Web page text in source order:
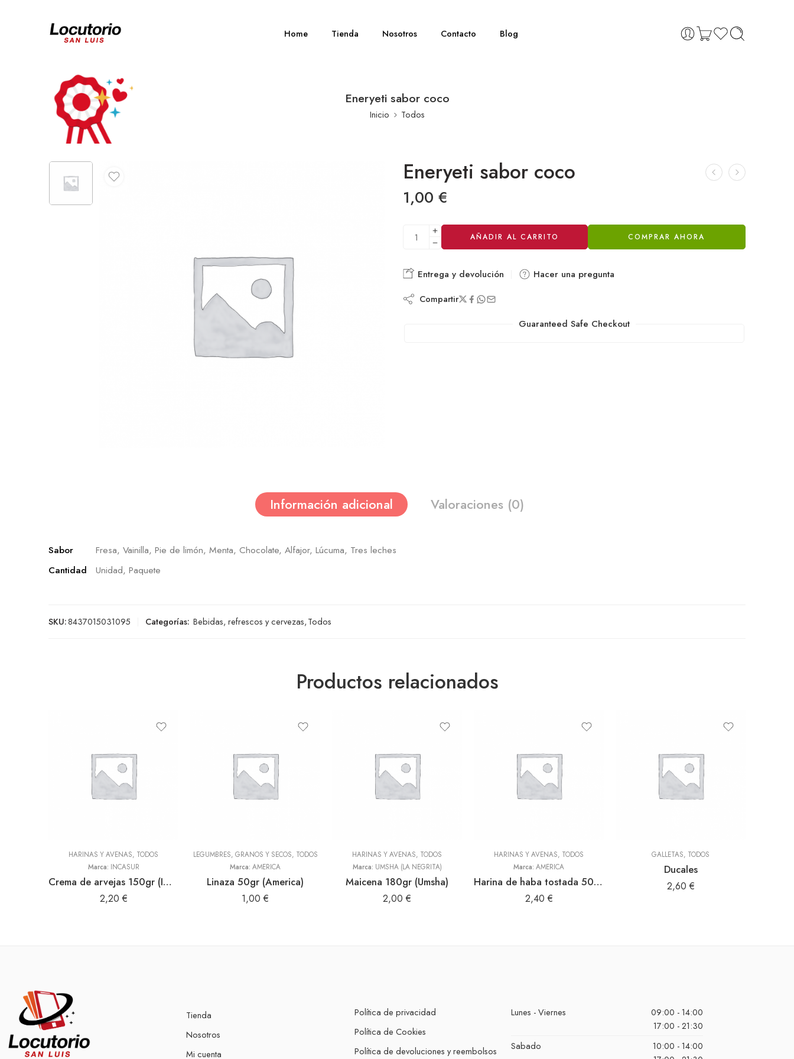
Home Tienda Nosotros Contacto Blog
Eneryeti sabor coco
Inicio Todos
Eneryeti sabor coco
1,00 €
AÑADIR AL CARRITO COMPRAR AHORA
Alternative:
Entrega y devolución Hacer una pregunta
Compartir
Guaranteed Safe Checkout
Información adicional Valoraciones (0)
Sabor
Fresa, Vainilla, Pie de limón, Menta, Chocolate, Alfajor, Lúcuma, Tres leches
Cantidad
Unidad, Paquete
SKU:8437015031095 Categorías: Bebidas, refrescos y cervezas,Todos
Productos relacionados
HARINAS Y AVENAS, TODOS
Marca: INCASUR
Crema de arvejas 150gr (INCASUR)
2,20 €
LEGUMBRES, GRANOS Y SECOS, TODOS
Marca: AMERICA
Linaza 50gr (America)
1,00 €
HARINAS Y AVENAS, TODOS
Marca: UMSHA (LA NEGRITA)
Maicena 180gr (Umsha)
2,00 €
HARINAS Y AVENAS, TODOS
Marca: AMERICA
Harina de haba tostada 500gr (America)
2,40 €
GALLETAS, TODOS
Ducales
2,60 €
Tienda
Nosotros
Mi cuenta
Política de privacidad
Política de Cookies
Política de devoluciones y reembolsos
Lunes - Viernes
09:00 - 14:00
17:00 - 21:30
Sabado
10:00 - 14:00